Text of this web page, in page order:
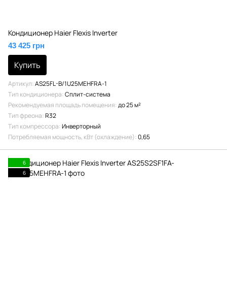
Кондиционер Haier Flexis Inverter
43 425 грн
Купить
Артикул AS25FL-B/1U25MEHFRA-1
Тип кондиционера Сплит-система
Рекомендуемая площадь помещения до 25 м²
Тип фреона R32
Тип компрессора Инверторный
Потребляемая мощность, кВт (охлаждение) 0,65
6
6